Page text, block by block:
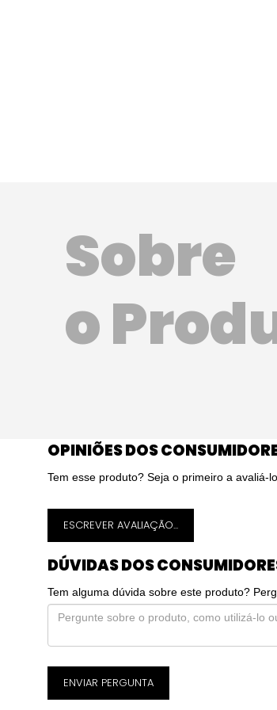
Sobre
o
OPINIÕES DOS
Tem esse produto? Seja o primeiro a avaliá-
ESCREVER AVALIAÇÃO...
DÚVIDAS DOS
Tem alguma dúvida sobre este produto?
ENVIAR PERGUNTA